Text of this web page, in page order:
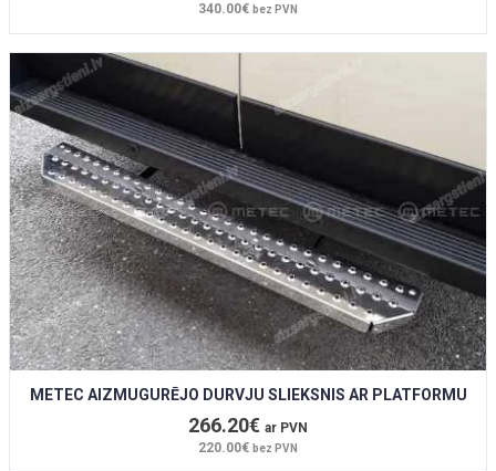
340.00€ bez PVN
METEC AIZMUGURĒJO DURVJU SLIEKSNIS AR PLATFORMU
266.20€ ar PVN
220.00€ bez PVN